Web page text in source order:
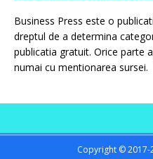
Business Press este o
dreptul de a determina
publicatia gratuit. Orice parte
numai cu mentionarea sursei.
Copyright © 2017-